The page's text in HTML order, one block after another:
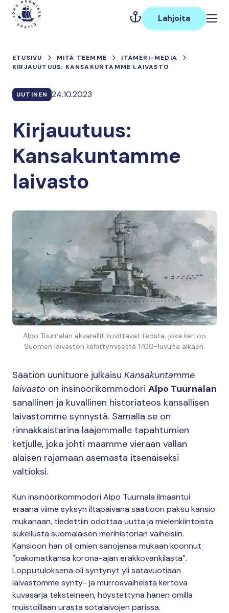
Hyppää
sisältöön
Päävalikko
Lahjoita
ETUSIVU MITÄ TEEMME
ITÄMERI-MEDIA
KIRJAUUTUUS: KANSAKUNTAMME LAIVASTO
UUTINEN 24.10.2023
Kirjauutuus:
Kansakuntamme
laivasto
Alpo Tuurnalan akvarellit kuvittavat teosta, joka kertoo
Suomen laivaston kehittymisestä 1700-luvulta alkaen.
Säätiön uunituore julkaisu Kansakuntamme
laivasto on insinöörikommodori Alpo Tuurnalan
sanallinen ja kuvallinen historiateos kansallisen
laivastomme synnystä. Samalla se on
rinnakkaistarina laajemmalle tapahtumien
ketjulle, joka johti maamme vieraan vallan
alaisen rajamaan asemasta itsenäiseksi
valtioksi.
Kun insinöörikommodori Alpo Tuurnala ilmaantui
eräänä viime syksyn iltapäivänä säätiöön paksu kansio
mukanaan, tiedettiin odottaa uutta ja mielenkiintoista
sukellusta suomalaisen merihistorian vaiheisiin.
Kansioon hän oli omien sanojensa mukaan koonnut
”pakomatkansa korona-ajan erakkovankilasta”.
Lopputuloksena oli syntynyt yli satavuotiaan
laivastomme synty- ja murrosvaiheista kertova
kuvasarja teksteineen, höystettynä hänen omilla
muistoillaan urasta sotalaivojen parissa.